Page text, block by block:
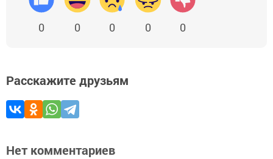
0 0 0 0 0
Расскажите друзьям
Нет комментариев